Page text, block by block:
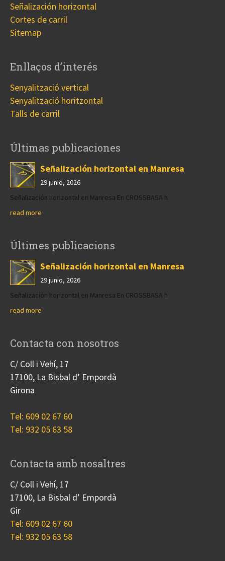
Señalización horizontal
Cortes de carril
Sitemap
Enllaços d’interés
Senyalització vertical
Senyalització horitzontal
Talls de carril
Últimas publicaciones
Señalización horizontal en Manresa
29 junio, 2026
Señalización horizontal en Manresa En CROSSBASA h
read more
Últimes publicacions
Señalización horizontal en Manresa
29 junio, 2026
Señalización horizontal en Manresa En CROSSBASA h
read more
Contacta con nosotros
C/ Coll i Vehí, 17
17100, La Bisbal d’ Empordà
Girona
Tel: 609 02 67 60
Tel: 932 05 63 58
Contacta amb nosaltres
C/ Coll i Vehí, 17
17100, La Bisbal d’ Empordà
Gir
Tel: 609 02 67 60
Tel: 932 05 63 58